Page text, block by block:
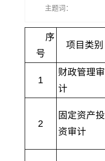
主题词：
序
号
项目类别
1
财政管理审
计
2
固定资产投
资审计